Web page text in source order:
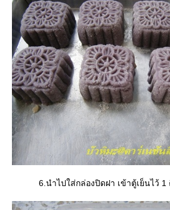
6.นำไปใส่กล่องปิดฝา เข้าตู้เย็นไว้